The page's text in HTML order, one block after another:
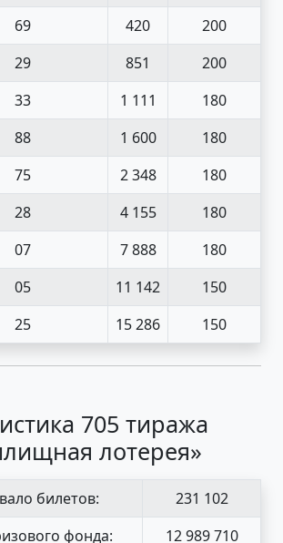
69 420
200
29 851
200
33 1 111
180
88 1 600
180
75 2 348
180
28 4 155
180
07 7 888
180
05 11 142
150
25 15 286 150
705 тиража
лотерея»
билетов:
231 102
фонда:
12 989 710